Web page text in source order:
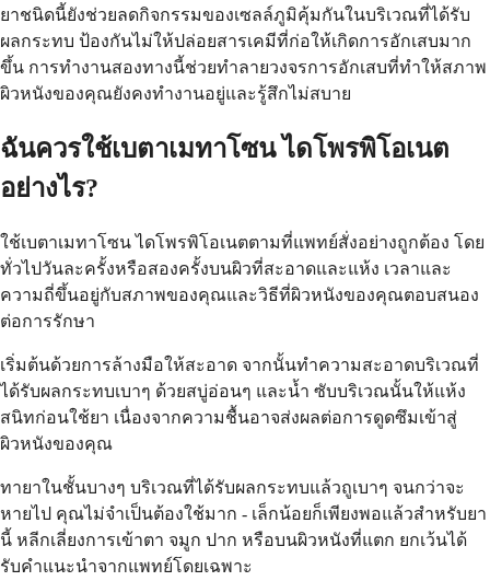
ยาชนิดนี้ยังช่วยลดกิจกรรมของเซลล์ภูมิคุ้มกันในบริเวณที่ได้รับ
ผลกระทบ ป้องกันไม่ให้ปล่อยสารเคมีที่ก่อให้เกิดการอักเสบมาก
ขึ้น การทำงานสองทางนี้ช่วยทำลายวงจรการอักเสบที่ทำให้สภาพ
ผิวหนังของคุณยังคงทำงานอยู่และรู้สึกไม่สบาย
ฉันควรใช้เบตาเมทาโซน ไดโพรพิโอเนต
อย่างไร?
ใช้เบตาเมทาโซน ไดโพรพิโอเนตตามที่แพทย์สั่งอย่างถูกต้อง โดย
ทั่วไปวันละครั้งหรือสองครั้งบนผิวที่สะอาดและแห้ง เวลาและ
ความถี่ขึ้นอยู่กับสภาพของคุณและวิธีที่ผิวหนังของคุณตอบสนอง
ต่อการรักษา
เริ่มต้นด้วยการล้างมือให้สะอาด จากนั้นทำความสะอาดบริเวณที่
ได้รับผลกระทบเบาๆ ด้วยสบู่อ่อนๆ และน้ำ ซับบริเวณนั้นให้แห้ง
สนิทก่อนใช้ยา เนื่องจากความชื้นอาจส่งผลต่อการดูดซึมเข้าสู่
ผิวหนังของคุณ
ทายาในชั้นบางๆ บริเวณที่ได้รับผลกระทบแล้วถูเบาๆ จนกว่าจะ
หายไป คุณไม่จำเป็นต้องใช้มาก - เล็กน้อยก็เพียงพอแล้วสำหรับยา
นี้ หลีกเลี่ยงการเข้าตา จมูก ปาก หรือบนผิวหนังที่แตก ยกเว้นได้
รับคำแนะนำจากแพทย์โดยเฉพาะ